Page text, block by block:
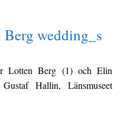
wedding_s
Lotten Berg (1) och Elin
Hallin, Länsmuseet